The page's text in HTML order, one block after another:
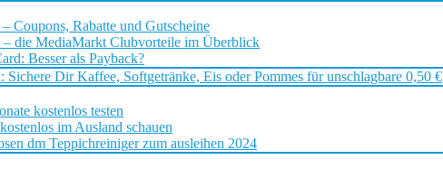
Coupons, Rabatte und Gutscheine
die MediaMarkt Clubvorteile im Überblick
Besser als Payback?
Sichere Dir Kaffee, Softgetränke, Eis oder Pommes für unschlagbare 0,50 €
kostenlos testen
im Ausland schauen
dm Teppichreiniger zum ausleihen 2024